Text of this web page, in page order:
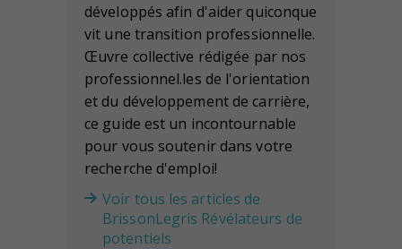
développés afin d'aider quiconque
vit une transition professionnelle.
Œuvre collective rédigée par nos
professionnel.les de l'orientation
et du développement de carrière,
ce guide est un incontournable
pour vous soutenir dans votre
recherche d'emploi!
Voir tous les articles de
BrissonLegris Révélateurs de
potentiels